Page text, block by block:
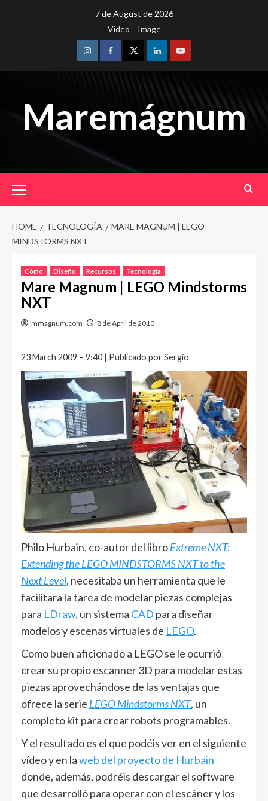
7 de August de 2026
Video
Image
InstagramFacebookTwitterLinkedinYoutube
Maremágnum
Menu
HOME TECNOLOGÍA
MARE MAGNUM | LEGO
MINDSTORMS NXT
Cómo Diseño Recursos Tecnología
Mare Magnum | LEGO Mindstorms
NXT
mmagnum.com 8 de April de 2010
23 March 2009 – 9:40 | Publicado por Sergio
Philo Hurbain, co-autor del libroExtreme NXT:
Extending the LEGO MINDSTORMS NXT to the
Next Level, necesitaba un herramienta que le
facilitara la tarea de modelar piezas complejas
para LDraw, un sistema CAD para diseñar
modelos y escenas virtuales de LEGO.
Como buen aficionado a LEGO se le ocurrió
crear su propio escanner 3D para modelar estas
piezas aprovechándose de las ventajas que
ofrece la serie LEGO Mindstorms NXT, un
completo kit para crear robots programables.
Y el resultado es el que podéis ver en el siguiente
vídeo y en laweb del proyecto de Hurbain
donde, además, podréis descargar el software
que desarrolló para operar con el escáner y los